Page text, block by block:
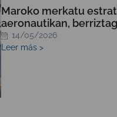
Maroko merkatu
aeronautikan,
14/05/2026
Leer más >